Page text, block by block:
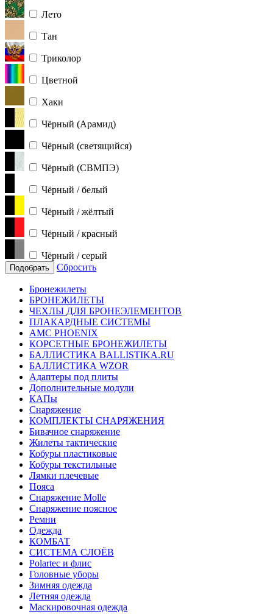
Лето
Тан
Триколор
Цветной
Хаки
Чёрный (Арамид)
Чёрный (светящийся)
Чёрный (СВМПЭ)
Чёрный / белый
Чёрный / жёлтый
Чёрный / красный
Чёрный / серый
Подобрать Сбросить
Бронежилеты
БРОНЕЖИЛЕТЫ
ЧЕХЛЫ ДЛЯ БРОНЕЭЛЕМЕНТОВ
ПЛАКАРДНЫЕ СИСТЕМЫ
АМС PHOENIX
КОРСЕТНЫЕ БРОНЕЖИЛЕТЫ
БАЛЛИСТИКА BALLISTIKA.RU
БАЛЛИСТИКА WZOR
Адаптеры под плиты
Дополнительные модули
КАПы
Снаряжение
КОМПЛЕКТЫ СНАРЯЖЕНИЯ
Бивачное снаряжение
Жилеты тактические
Кобуры пластиковые
Кобуры текстильные
Лямки плечевые
Пояса
Снаряжение Molle
Снаряжение поясное
Ремни
Одежда
КОМБАТ
СИСТЕМА СЛОЁВ
Polartec и флис
Головные уборы
Зимняя одежда
Летняя одежда
Маскировочная одежда